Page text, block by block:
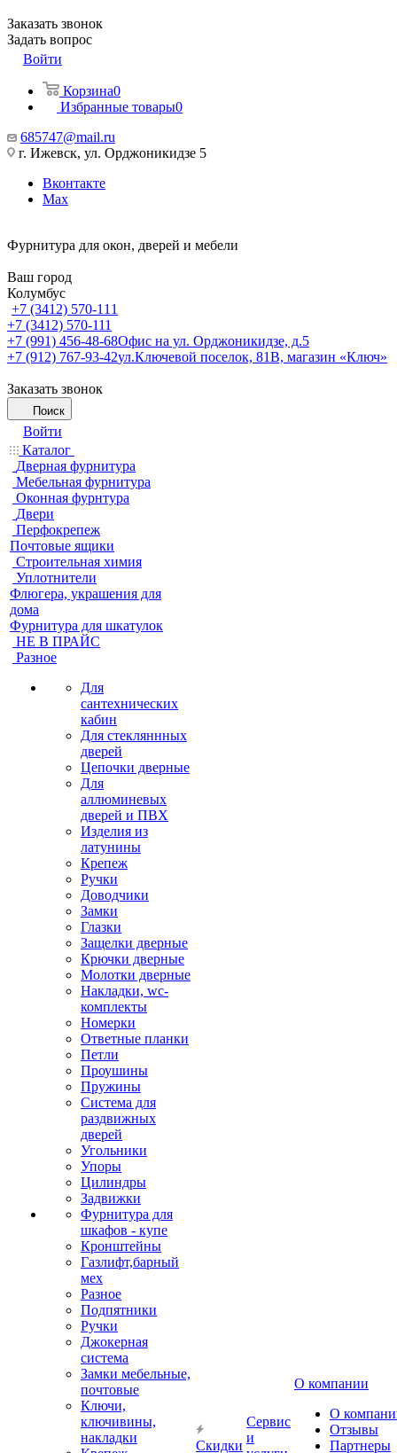
Заказать звонок
Задать вопрос
Войти
Корзина0
Избранные товары0
685747@mail.ru
г. Ижевск, ул. Орджоникидзе 5
Вконтакте
Max
Фурнитура для окон, дверей и мебели
Ваш город
Колумбус
+7 (3412) 570-111
+7 (3412) 570-111
+7 (991) 456-48-68Офис на ул. Орджоникидзе, д.5
+7 (912) 767-93-42ул.Ключевой поселок, 81В, магазин «Ключ»
Заказать звонок
Поиск
Войти
Каталог
Дверная фурнитура
Мебельная фурнитура
Оконная фурнтура
Двери
Перфокрепеж
Почтовые ящики
Строительная химия
Уплотнители
Флюгера, украшения для
дома
Фурнитура для шкатулок
НЕ В ПРАЙС
Разное
Для
сантехнических
кабин
Для стекляннных
дверей
Цепочки дверные
Для
аллюминевых
дверей и ПВХ
Изделия из
латунины
Крепеж
Ручки
Доводчики
Замки
Глазки
Защелки дверные
Крючки дверные
Молотки дверные
Накладки, wc-
комплекты
Номерки
Ответные планки
Петли
Проушины
Пружины
Система для
раздвижных
дверей
Угольники
Упоры
Цилиндры
Задвижки
Фурнитура для
шкафов - купе
Кронштейны
Газлифт,барный
мех
Разное
Подпятники
Ручки
Джокерная
система
Замки мебельные,
почтовые
Ключи,
ключивины,
накладки
Скидки
Сервис
и
О компании
О
Отзывы
Партнеры